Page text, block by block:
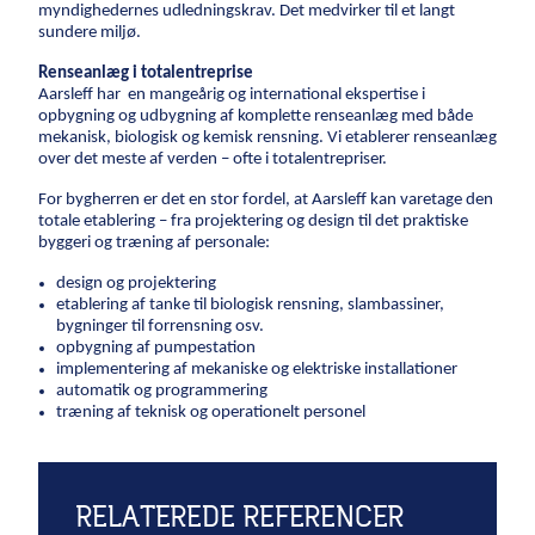
Energi
Vind
Kraftvarme
Fjernvarme
Byggeri
Nybyggeri
Renovering
Råhuse
Byggeri med omtanke
Teknikentrepriser
Ankre
myndighedernes udledningskrav. Det medvirker til et langt
sundere miljø.
Renseanlæg i totalentreprise
Aarsleff har en mangeårig og international ekspertise i
opbygning og udbygning af komplette renseanlæg med både
mekanisk, biologisk og kemisk rensning. Vi etablerer renseanlæg
over det meste af verden – ofte i totalentrepriser.
For bygherren er det en stor fordel, at Aarsleff kan varetage den
totale etablering – fra projektering og design til det praktiske
byggeri og træning af personale:
design og projektering
etablering af tanke til biologisk rensning, slambassiner,
bygninger til forrensning osv.
opbygning af pumpestation
implementering af mekaniske og elektriske installationer
automatik og programmering
træning af teknisk og operationelt personel
RELATEREDE REFERENCER